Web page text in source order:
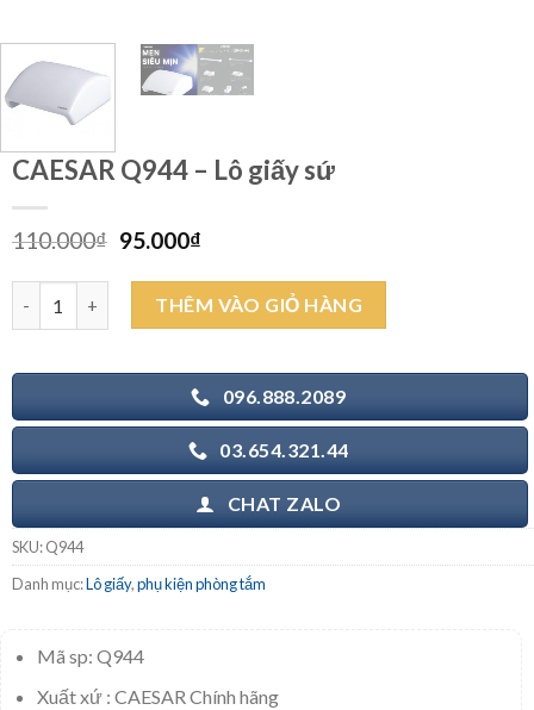
CAESAR Q944 – Lô giấy sứ
110.000₫ Giá
là:
110.000₫.
95.000₫Giá
tại
là:
95.000₫.
CAESAR Q944 - Lô giấy sứ số lượng
THÊM VÀO GIỎ HÀNG
096.888.2089
03.654.321.44
CHAT ZALO
SKU:Q944
Danh mục:Lô giấy,phụ kiện phòng tắm
Mã sp: Q944
Xuất xứ : CAESAR Chính hãng